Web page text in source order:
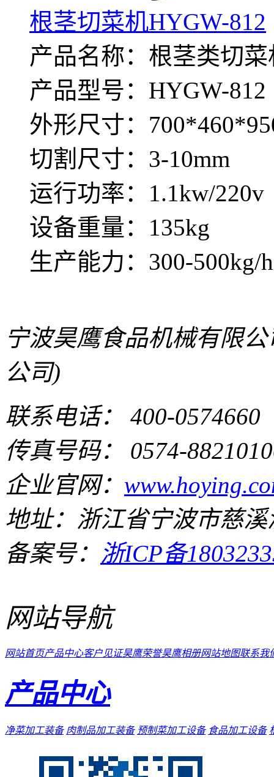
根茎切菜机HYGW-812
产品名称：根茎类切菜
产品型号：HYGW-812
外形尺寸：
切割尺寸：3-10mm
运行功率：1.1kw/220v
设备重量：135kg
生产能力：300-500kg/h
宁波昊鹰食品机械有限公
公司)
联系电话： 400-0574660
传真号码： 0574-
企业官网：
地址：浙江省宁波市慈
备案号： 浙ICP备
网站导航
网站首页产品中心客户见证昊鹰荣誉昊鹰相册网站地图联系我
产品中心
净菜加工装备 肉制品加工装备 预制菜加工设备 食品加工设备